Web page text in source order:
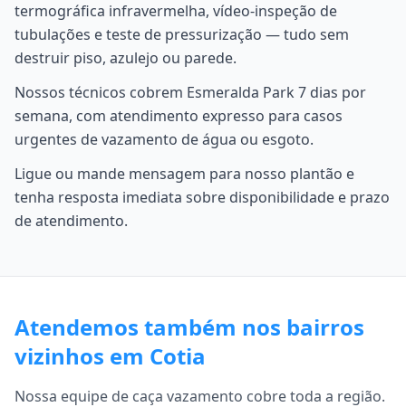
termográfica infravermelha, vídeo-inspeção de
tubulações e teste de pressurização — tudo sem
destruir piso, azulejo ou parede.
Nossos técnicos cobrem Esmeralda Park 7 dias por
semana, com atendimento expresso para casos
urgentes de vazamento de água ou esgoto.
Ligue ou mande mensagem para nosso plantão e
tenha resposta imediata sobre disponibilidade e prazo
de atendimento.
Atendemos também nos bairros
vizinhos em Cotia
Nossa equipe de caça vazamento cobre toda a região.